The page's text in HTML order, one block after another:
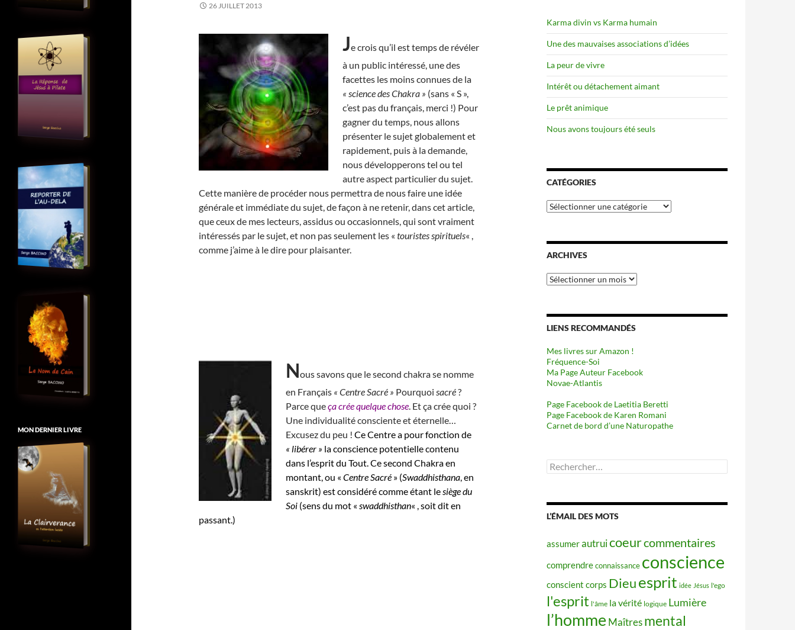
26 JUILLET 2013
Je crois qu’il est temps de révéler
à un public intéressé, une des
facettes les moins connues de la
« science des Chakra » (sans « S »,
c’est pas du français, merci !) Pour
gagner du temps, nous allons
présenter le sujet globalement et
rapidement, puis à la demande,
nous développerons tel ou tel
autre aspect particulier du sujet.
Cette manière de procéder nous permettra de nous faire une idée
générale et immédiate du sujet, de façon à ne retenir, dans cet article,
que ceux de mes lecteurs, assidus ou occasionnels, qui sont vraiment
intéressés par le sujet, et non pas seulement les « touristes spirituels« ,
comme j’aime à le dire pour plaisanter.
Nous savons que le second chakra se nomme
en Français « Centre Sacré » Pourquoi sacré?
Parce queça crée quelque chose. Et ça crée quoi ?
Une individualité consciente et éternelle…
Excusez du peu ! Ce Centre a pour fonction de
« libérer » la conscience potentielle contenu
dans l’esprit du Tout.Ce second Chakra en
montant, ou « Centre Sacré » (Swaddhisthana, en
sanskrit) est considéré comme étant lesiège du
Soi (sens du mot « swaddhisthan« , soit dit en
passant.)
Karma divin vs Karma humain
Une des mauvaises associations d’idées
La peur de vivre
Intérêt ou détachement aimant
Le prêt animique
Nous avons toujours été seuls
CATÉGORIES
Catégories
ARCHIVES
Archives
LIENS RECOMMANDÉS
Mes livres sur Amazon !
Fréquence-Soi
Ma Page Auteur Facebook
Novae-Atlantis
Page Facebook de Laetitia Beretti
Page Facebook de Karen Romani
Carnet de bord d’une Naturopathe
Rechercher :
L’ÉMAIL DES MOTS
assumerautruicoeurcommentaires
comprendreconnaissance conscience
conscient corps Dieuesprit idée Jésus l'ego
l'esprit l'âme la vérité logique Lumière
l’homme Maîtres mental
MON DERNIER LIVRE